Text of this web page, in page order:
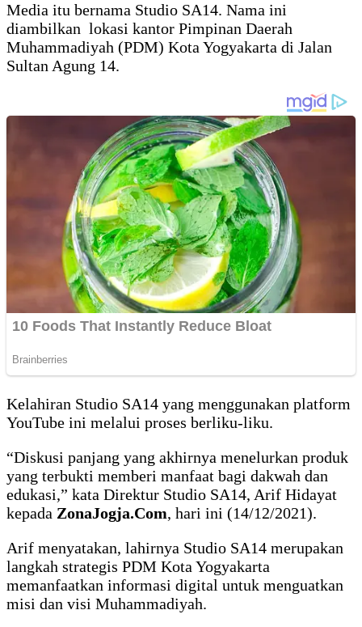
Media itu bernama Studio SA14. Nama ini
diambilkan lokasi kantor Pimpinan Daerah
Muhammadiyah (PDM) Kota Yogyakarta di Jalan
Sultan Agung 14.
Kelahiran Studio SA14 yang menggunakan platform
YouTube ini melalui proses berliku-liku.
“Diskusi panjang yang akhirnya menelurkan produk
yang terbukti memberi manfaat bagi dakwah dan
edukasi,” kata Direktur Studio SA14, Arif Hidayat
kepada ZonaJogja.Com, hari ini (14/12/2021).
Arif menyatakan, lahirnya Studio SA14 merupakan
langkah strategis PDM Kota Yogyakarta
memanfaatkan informasi digital untuk menguatkan
misi dan visi Muhammadiyah.